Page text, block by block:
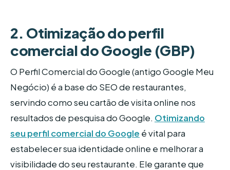
2. Otimização do perfil
comercial do Google (GBP)
O Perfil Comercial do Google (antigo Google Meu
Negócio) é a base do SEO de restaurantes,
servindo como seu cartão de visita online nos
resultados de pesquisa do Google. Otimizando
seu perfil comercial do Google é vital para
estabelecer sua identidade online e melhorar a
visibilidade do seu restaurante. Ele garante que